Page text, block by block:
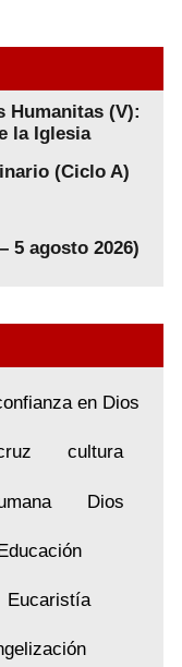
Humanitas (V):
la Iglesia
(Ciclo A)
5 agosto 2026)
en Dios
cultura
Dios
Eucaristía